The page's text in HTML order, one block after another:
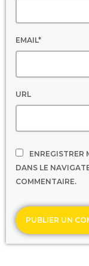
EMAIL*
URL
ENREGISTRER
DANS LE
COMMENTAIRE.